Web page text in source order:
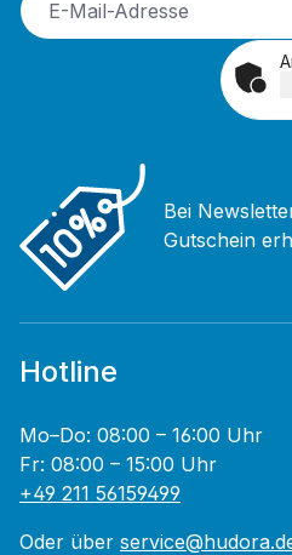
Bei
Gutschein
Hotline
Mo–Do: 08:00 – 16:00 Uhr
Fr: 08:00 – 15:00 Uhr
+49 211 56159499
Oder über